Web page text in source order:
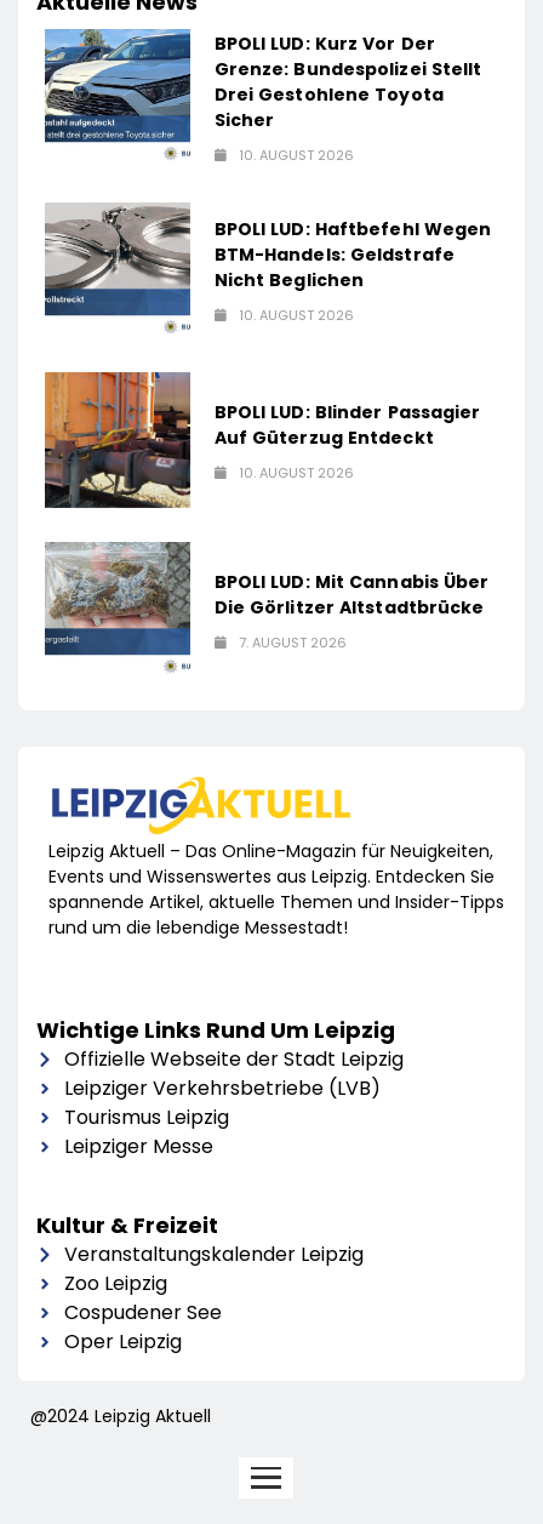
BPOLI LUD: Kurz Vor Der
Grenze: Bundespolizei Stellt
Drei Gestohlene Toyota
Sicher
10. AUGUST 2026
BPOLI LUD: Haftbefehl Wegen
BTM-Handels: Geldstrafe
Nicht Beglichen
10. AUGUST 2026
BPOLI LUD: Blinder Passagier
Auf Güterzug Entdeckt
10. AUGUST 2026
BPOLI LUD: Mit Cannabis Über
Die Görlitzer Altstadtbrücke
7. AUGUST 2026
Leipzig Aktuell – Das Online-Magazin für Neuigkeiten,
Events und Wissenswertes aus Leipzig. Entdecken Sie
spannende Artikel, aktuelle Themen und Insider-Tipps
rund um die lebendige Messestadt!
Wichtige Links Rund Um Leipzig
Offizielle Webseite der Stadt Leipzig
Leipziger Verkehrsbetriebe (LVB)
Tourismus Leipzig
Leipziger Messe
Kultur & Freizeit
Veranstaltungskalender Leipzig
Zoo Leipzig
Cospudener See
Oper Leipzig
@2024 Leipzig Aktuell